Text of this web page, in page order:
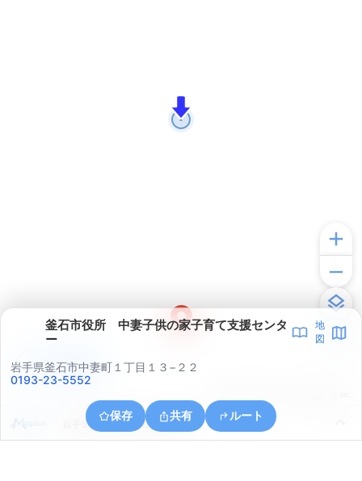
釜石市役所 中妻子供の家子育て支援センタ
ー
地
図
岩手県釜石市中妻町１丁目１３−２２
0193-23-5552
保存 共有 ルート
岩手県釜石市両石町第４地割
アプリで見る